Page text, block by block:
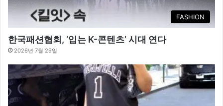
FASHION
한국패션협회, ‘입는 K-콘텐츠’ 시대 연다
2026년 7월 29일